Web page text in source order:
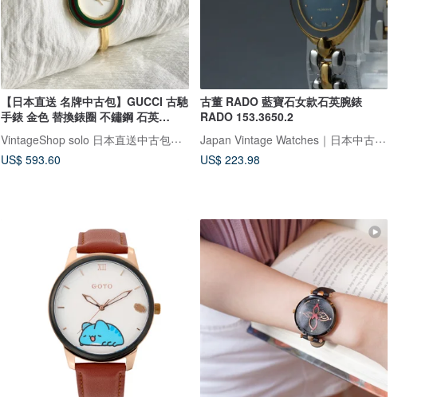
【日本直送 名牌中古包】GUCCI 古馳
手錶 金色 替換錶圈 不鏽鋼 石英
11/12.2 vintage r3trkw
VintageShop solo 日本直送中古包專賣店
US$ 593.60
古董 RADO 藍寶石女款石英腕錶
RADO 153.3650.2
Japan Vintage Watches｜日本中古名錶專賣店
US$ 223.98